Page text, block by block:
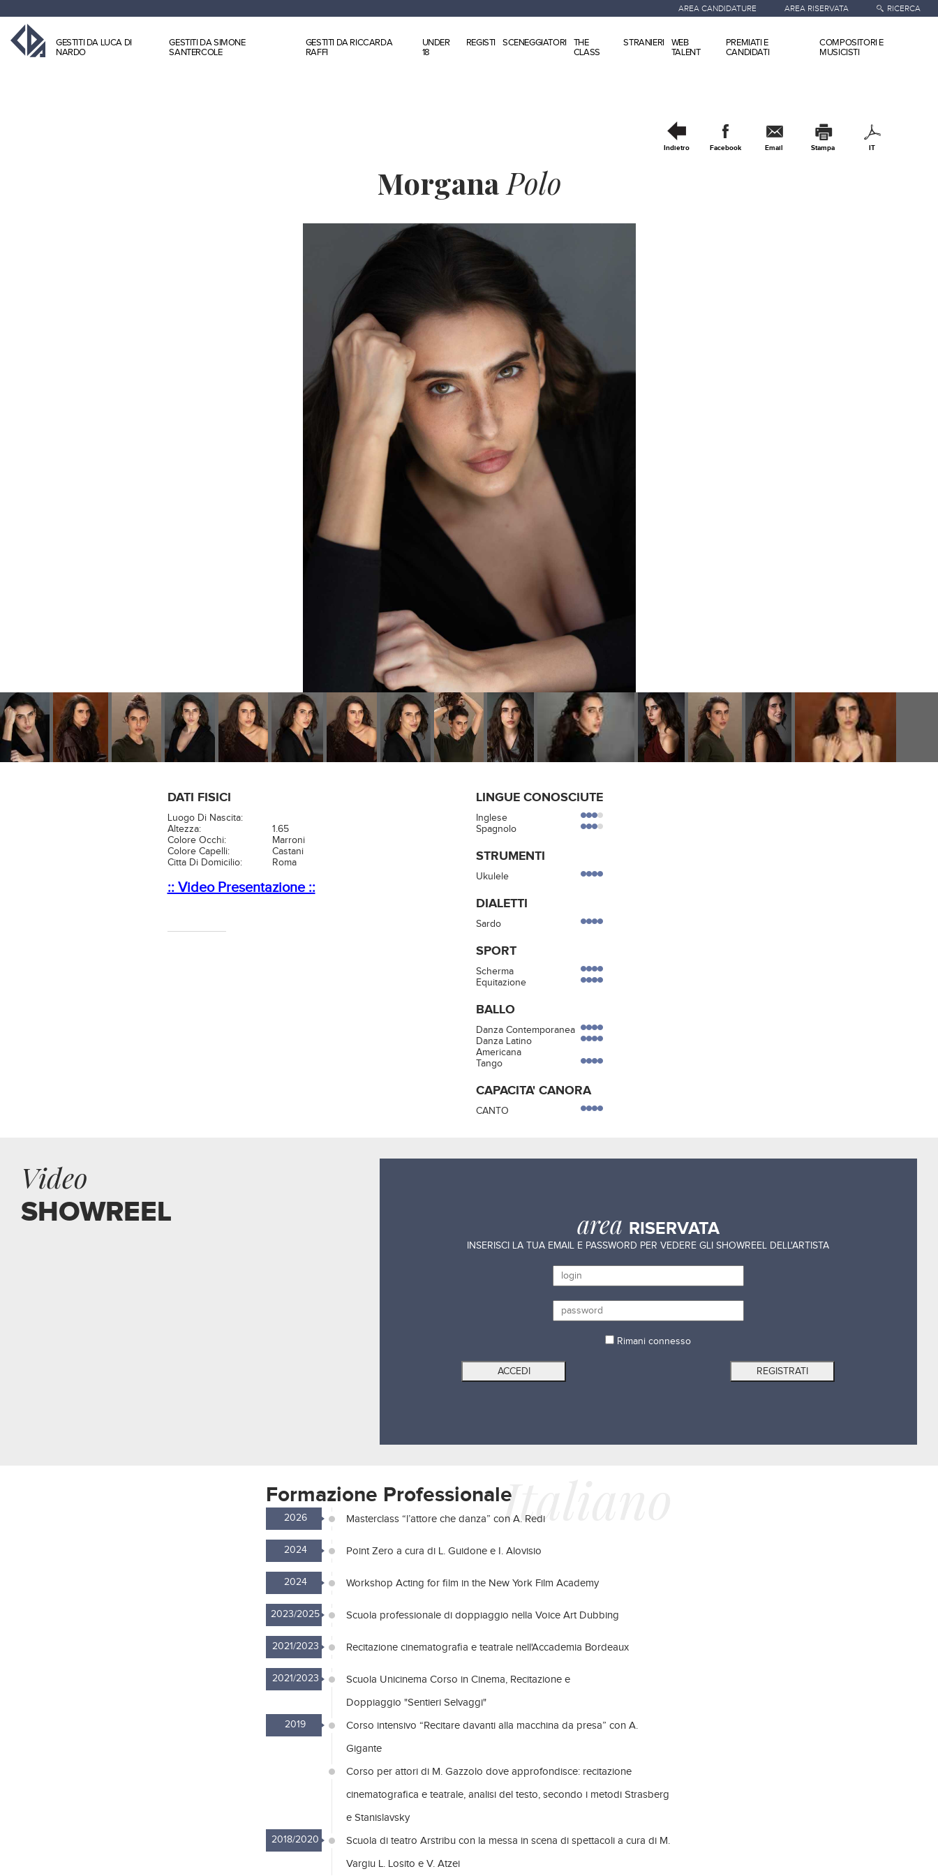
AREA CANDIDATURE AREA RISERVATA RICERCA
GESTITI DA LUCA DI
NARDO
GESTITI DA SIMONE
SANTERCOLE
GESTITI DA RICCARDA
RAFFI
UNDER
18
REGISTI SCENEGGIATORI
THE
CLASS
STRANIERI
WEB
TALENT
PREMIATI E
CANDIDATI
COMPOSITORI E
MUSICISTI
Indietro Facebook Email Stampa IT
MorganaPolo
DATI FISICI
Luogo Di Nascita:
Altezza:
1.65
Colore Occhi:
Marroni
Colore Capelli:
Castani
Citta Di Domicilio:
Roma
:: Video Presentazione ::
LINGUE CONOSCIUTE
Inglese
Spagnolo
STRUMENTI
Ukulele
DIALETTI
Sardo
SPORT
Scherma
Equitazione
BALLO
Danza Contemporanea
Danza Latino
Americana
Tango
CAPACITA' CANORA
CANTO
Video
SHOWREEL area RISERVATA
INSERISCI LA TUA EMAIL E PASSWORD PER VEDERE GLI SHOWREEL DELL'ARTISTA
Rimani connesso
Italiano
Formazione Professionale
2026 Masterclass “l’attore che danza” con A. Redi
2024 Point Zero a cura di L. Guidone e I. Alovisio
2024 Workshop Acting for film in the New York Film Academy
2023/2025 Scuola professionale di doppiaggio nella Voice Art Dubbing
2021/2023 Recitazione cinematografia e teatrale nell'Accademia Bordeaux
2021/2023
Scuola Unicinema Corso in Cinema, Recitazione e
Doppiaggio "Sentieri Selvaggi"
2019
Corso intensivo “Recitare davanti alla macchina da presa” con A.
Gigante
Corso per attori di M. Gazzolo dove approfondisce: recitazione
cinematografica e teatrale, analisi del testo, secondo i metodi Strasberg
e Stanislavsky
2018/2020
Scuola di teatro Arstribu con la messa in scena di spettacoli a cura di M.
Vargiu L. Losito e V. Atzei